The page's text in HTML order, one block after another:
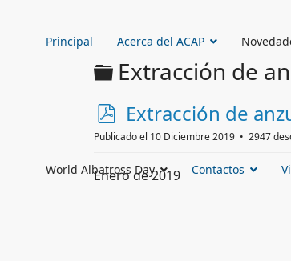
Principal Acerca del ACAP
World Albatross Day Contactos
Carpeta
Extracción de
p
d
f
Extracción de
Publicado el 10 Diciembre 2019 2947
Enero de 2019